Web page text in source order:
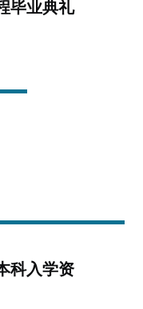
毕业典礼
科入学资